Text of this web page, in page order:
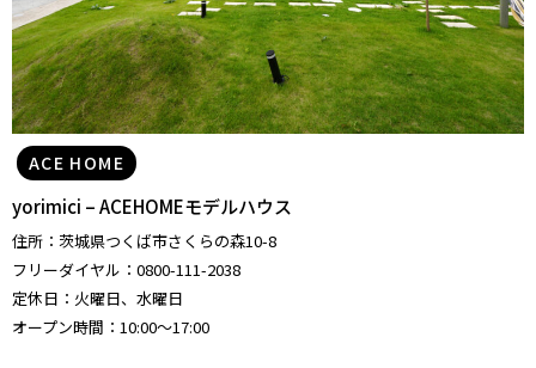
ACE HOME
yorimici – ACEHOMEモデルハウス
住所：茨城県つくば市さくらの森10-8
フリーダイヤル：0800-111-2038
定休日：火曜日、水曜日
オープン時間：10:00〜17:00